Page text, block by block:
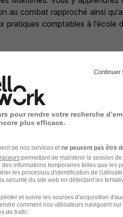
au combat rapproché ainsi
pratiques comptables à l'école
de votre salaire de
de votre métier, sans avoir
de reconversion
une femme
Continuer
pour rendre votre recherche
plus efficace.
de nos services et ne peuvent pas être
permettant de maintenir la session
informations temporaires telles que les
les processus d'identification de
sécurité du site web en détectant les
et suivre les sources d'acquisition
comment nos utilisateurs naviguent sur
de trafic.